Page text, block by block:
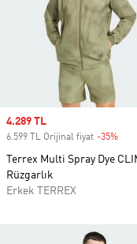
Sale price
4.289 TL
6.599 TL Orijinal fiyat -35%
Terrex Multi Spray Dye
Rüzgarlık
Erkek TERREX